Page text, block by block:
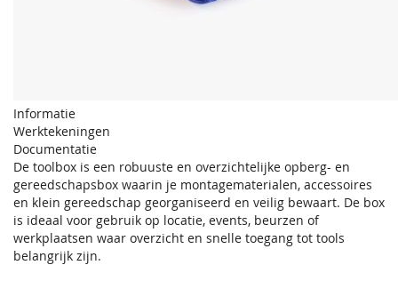
Informatie
Werktekeningen
Documentatie
De toolbox is een robuuste en overzichtelijke opberg- en
gereedschapsbox waarin je montagematerialen, accessoires
en klein gereedschap georganiseerd en veilig bewaart. De box
is ideaal voor gebruik op locatie, events, beurzen of
werkplaatsen waar overzicht en snelle toegang tot tools
belangrijk zijn.